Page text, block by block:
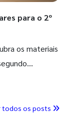
para o 2º
os materiais
todos os posts